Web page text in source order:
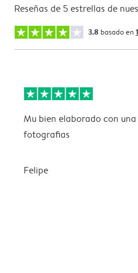
Reseñas de 5 estrellas de
3.8 basado en
Mu bien elaborado con
fotografias
Felipe